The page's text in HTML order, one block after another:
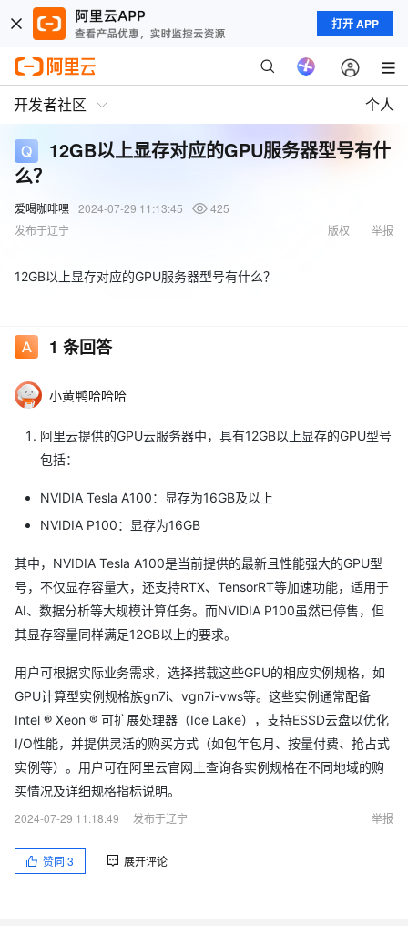
打开 APP
开发者社区 个人
12GB以上显存对应的GPU服务器型号有什
么？
爱喝咖啡嘿 2024-07-29 11:13:45
425
发布于辽宁
举报
版权
12GB以上显存对应的GPU服务器型号有什么？
1 条回答
小黄鸭哈哈哈
阿里云提供的GPU云服务器中，具有12GB以上显存的GPU型号
包括：
NVIDIA Tesla A100：显存为16GB及以上
NVIDIA P100：显存为16GB
其中，NVIDIA Tesla A100是当前提供的最新且性能强大的GPU型
号，不仅显存容量大，还支持RTX、TensorRT等加速功能，适用于
AI、数据分析等大规模计算任务。而NVIDIA P100虽然已停售，但
其显存容量同样满足12GB以上的要求。
用户可根据实际业务需求，选择搭载这些GPU的相应实例规格，如
GPU计算型实例规格族gn7i、vgn7i-vws等。这些实例通常配备
Intel ® Xeon ® 可扩展处理器（Ice Lake），支持ESSD云盘以优化
I/O性能，并提供灵活的购买方式（如包年包月、按量付费、抢占式
实例等）。用户可在阿里云官网上查询各实例规格在不同地域的购
买情况及详细规格指标说明。
2024-07-29 11:18:49
发布于辽宁 举报
赞同 3 展开评论